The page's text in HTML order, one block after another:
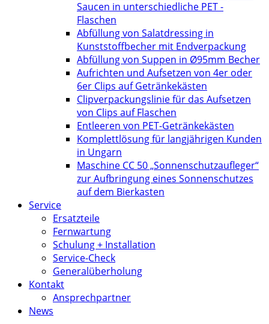
Saucen in unterschiedliche PET -
Flaschen
Abfüllung von Salatdressing in
Kunststoffbecher mit Endverpackung
Abfüllung von Suppen in Ø95mm Becher
Aufrichten und Aufsetzen von 4er oder
6er Clips auf Getränkekästen
Clipverpackungslinie für das Aufsetzen
von Clips auf Flaschen
Entleeren von PET-Getränkekästen
Komplettlösung für langjährigen Kunden
in Ungarn
Maschine CC 50 „Sonnenschutzaufleger“
zur Aufbringung eines Sonnenschutzes
auf dem Bierkasten
Service
Ersatzteile
Fernwartung
Schulung + Installation
Service-Check
Generalüberholung
Kontakt
Ansprechpartner
News